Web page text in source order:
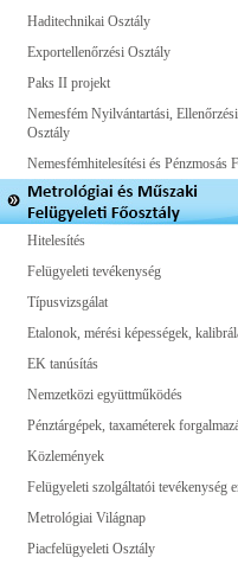
Haditechnikai Osztály
Exportellenőrzési Osztály
Paks II projekt
Nemesfém Nyilvántartási,
Osztály
Nemesfémhitelesítési és Pénzmosás
Hitelesítés
Felügyeleti tevékenység
Típusvizsgálat
Etalonok, mérési képességek,
EK tanúsítás
Nemzetközi együttműködés
Pénztárgépek, taxaméterek
Közlemények
Felügyeleti szolgáltatói tevékenység
Metrológiai Világnap
Piacfelügyeleti Osztály